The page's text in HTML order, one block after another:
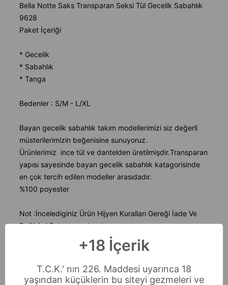
Bella Notte Saks Transparan Seksi Tül Gecelik Sabahlık
9628
Paket İçeriği
* Gecelik
* Sabahlık
* Tanga
Bedenler : S/M - L/XL
Bayan gecelik sabahlık takım modellerimizi siz değerli
müsterilerimizin beğenisine sunuyoruz.
Ürünlerimiz ince tül ve dantelden üretilmişdir.Transparan
yapısı sayesinde bayan gecelik sabahlık katagorisinde
en çok tercih edilen modeller arasıdadır.
%100 poyester
Not :İncelediginiz Ürün Hijyen Kuralları Gereği İade Ve
Değişimi Bulunmamaktadır.
+18 İçerik
T.C.K.' nın 226. Maddesi uyarınca 18
yaşından küçüklerin bu siteyi gezmeleri ve